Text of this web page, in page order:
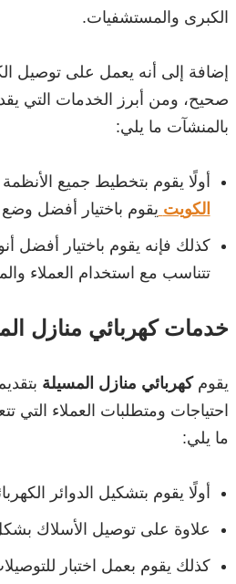
الكبرى والمستشفيات.
إضافة إلى أنه يعمل على توصيل
صحيح، ومن أبرز الخدمات التي
بالمنشآت ما يلي:
أولًا يقوم بتخطيط جميع
الكويت يقوم باختيار أفضل وضع
كذلك فإنه يقوم باختيار أفضل
تتناسب مع استخدام العملاء
خدمات كهربائي منازل
يقومكهربائي منازل المسيلة
احتياجات ومتطلبات العملاء التي
ما يلي:
أولًا يقوم بتشكيل الدوائر
علاوة على توصيل الأسلاك
كذلك يقوم بعمل اختبار